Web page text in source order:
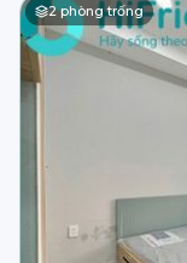
2phòng trống